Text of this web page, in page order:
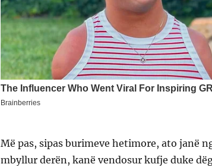
Më pas, sipas burimeve hetimore, ato janë
mbyllur derën, kanë vendosur kufje duke